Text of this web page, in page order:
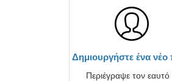
Δημιουργήστε ένα νέο
Περιέγραψε τον